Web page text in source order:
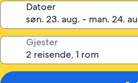
Datoer
Gjester